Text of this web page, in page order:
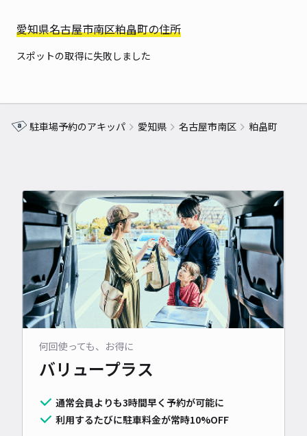
愛知県名古屋市南区粕畠町の住所
スポットの取得に失敗しました
駐車場予約のアキッパ 愛知県 名古屋市南区 粕畠町
何回使っても、お得に
バリュープラス
通常会員よりも3時間早く予約が可能に
利用するたびに駐車料金が常時10%OFF